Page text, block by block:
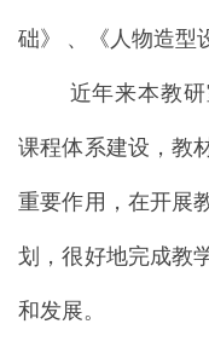
础》 、《人物造型
近年来本教
课程体系建设，教
重要作用，在开展
划，很好地完成教
和发展。